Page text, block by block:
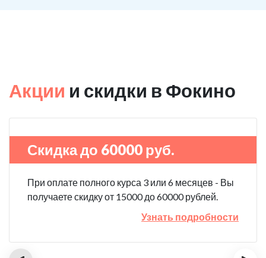
Акции и скидки в Фокино
Скидка до 60000 руб.
При оплате полного курса 3 или 6 месяцев - Вы
получаете скидку от 15000 до 60000 рублей.
Узнать подробности